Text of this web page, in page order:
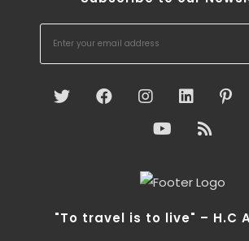
"To travel is to live" – H.C